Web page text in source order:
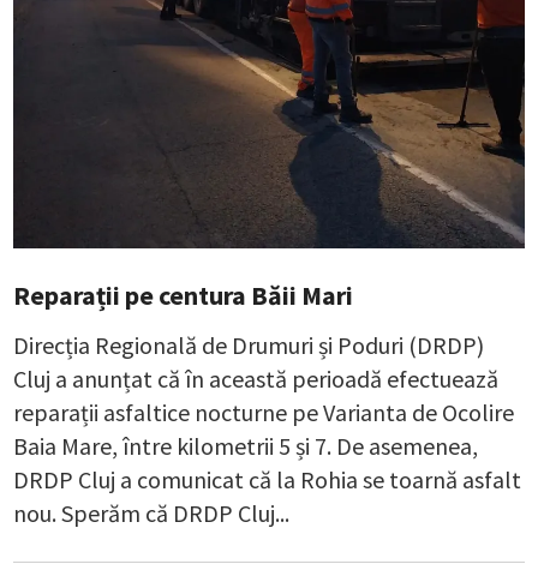
Reparații pe centura Băii Mari
Direcția Regională de Drumuri și Poduri (DRDP)
Cluj a anunțat că în această perioadă efectuează
reparații asfaltice nocturne pe Varianta de Ocolire
Baia Mare, între kilometrii 5 și 7. De asemenea,
DRDP Cluj a comunicat că la Rohia se toarnă asfalt
nou. Sperăm că DRDP Cluj